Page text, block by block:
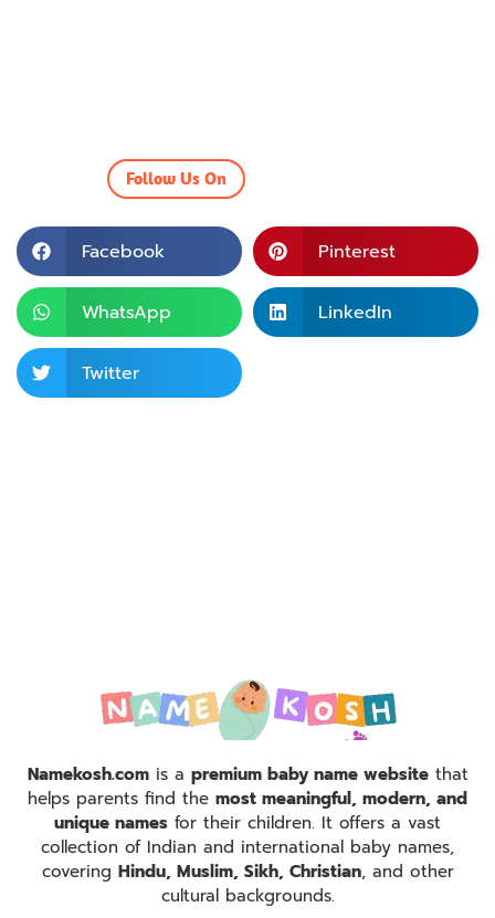
Follow Us On
Facebook Pinterest
WhatsApp LinkedIn
Twitter
Namekosh.comis a premium baby name websitethat
helps parents find the most meaningful, modern, and
unique names for their children. It offers a vast
collection of Indian and international baby names,
covering Hindu, Muslim, Sikh, Christian, and other
cultural backgrounds.